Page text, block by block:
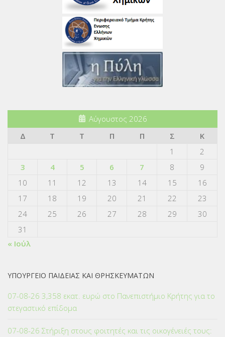
Αύγουστος 2026
Δ
Τ Τ Π Π Σ
Κ
1
2
3
4 5 6 7 8
9
10
11 12 13 14 15
16
17
18 19 20 21 22
23
24
25 26 27 28 29
30
31
« Ιούλ
ΥΠΟΥΡΓΕΙΟ ΠΑΙΔΕΙΑΣ ΚΑΙ ΘΡΗΣΚΕΥΜΑΤΩΝ
07-08-26 3,358 εκατ. ευρώ στο Πανεπιστήμιο Κρήτης για το
στεγαστικό επίδομα
07-08-26 Στήριξη στους φοιτητές και τις οικογένειές τους: